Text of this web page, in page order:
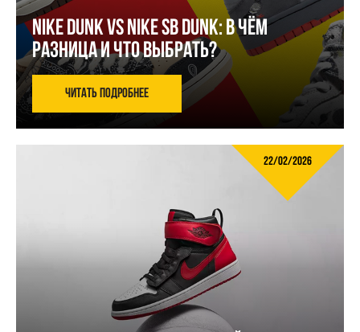
Nike Dunk vs Nike SB Dunk: в чём
разница и что выбрать?
Читать подробнее
22/02/2026